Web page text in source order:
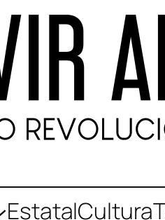
EstatalCultura